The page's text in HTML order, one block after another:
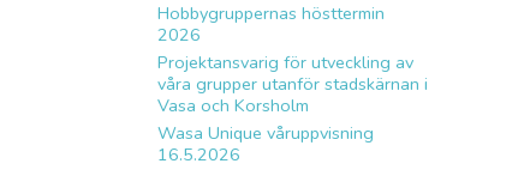
Hobbygruppernas hösttermin
2026
Projektansvarig för utveckling av
våra grupper utanför stadskärnan i
Vasa och Korsholm
Wasa Unique våruppvisning
16.5.2026